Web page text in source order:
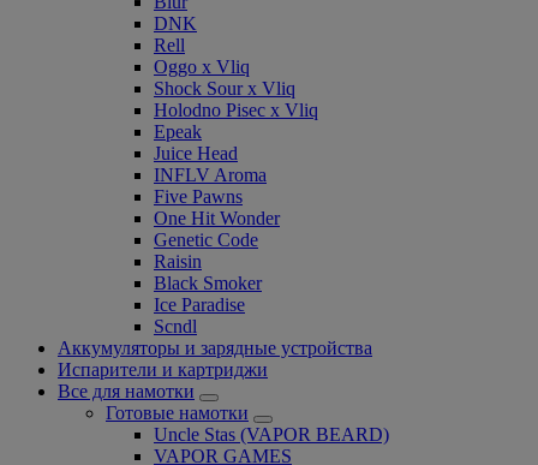
DNK
Rell
Oggo x Vliq
Shock Sour x Vliq
Holodno Pisec x Vliq
Epeak
Juice Head
INFLV Aroma
Five Pawns
One Hit Wonder
Genetic Code
Raisin
Black Smoker
Ice Paradise
Scndl
Аккумуляторы и зарядные устройства
Испарители и картриджи
Все для намотки
Готовые намотки
Uncle Stas (VAPOR BEARD)
VAPOR GAMES